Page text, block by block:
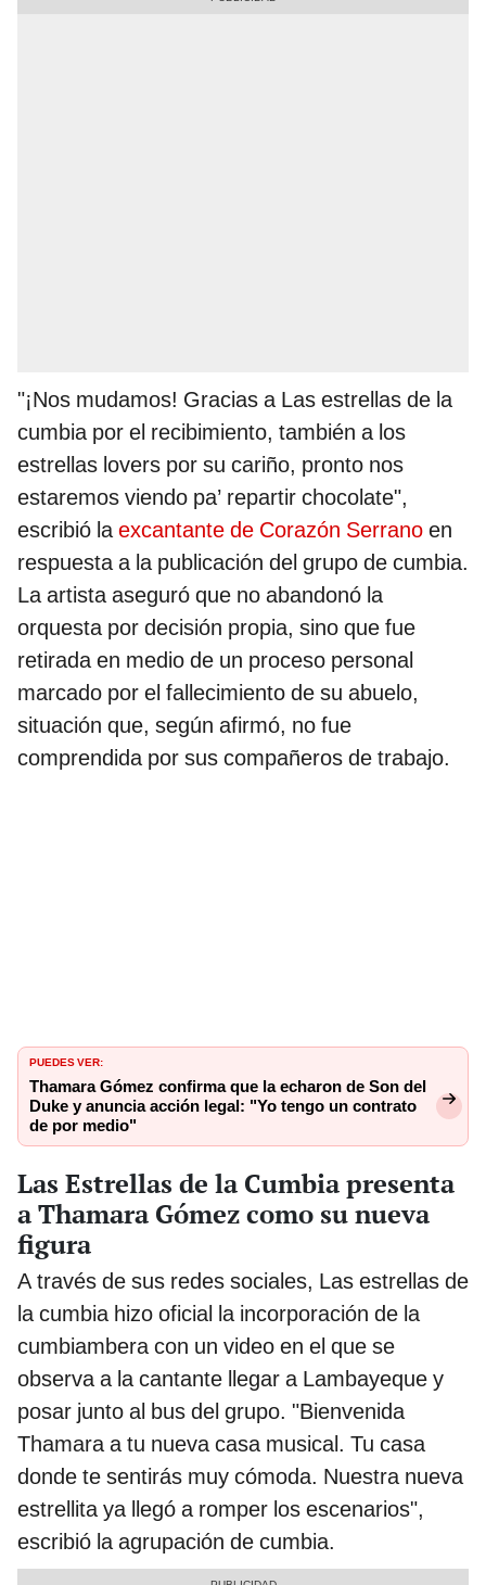
"¡Nos mudamos! Gracias a Las estrellas de la
cumbia por el recibimiento, también a los
estrellas lovers por su cariño, pronto nos
estaremos viendo pa’ repartir chocolate",
escribió laexcantante de Corazón Serrano en
respuesta a la publicación del grupo de cumbia.
La artista aseguró que no abandonó la
orquesta por decisión propia, sino que fue
retirada en medio de un proceso personal
marcado por el fallecimiento de su abuelo,
situación que, según afirmó, no fue
comprendida por sus compañeros de trabajo.
PUEDES VER:
Thamara Gómez confirma que la echaron de Son del
Duke y anuncia acción legal: "Yo tengo un contrato
de por medio"
Las Estrellas de la Cumbia presenta
a Thamara Gómez como su nueva
figura
A través de sus redes sociales, Las estrellas de
la cumbia hizo oficial la incorporación de la
cumbiambera con un video en el que se
observa a la cantante llegar a Lambayeque y
posar junto al bus del grupo. "Bienvenida
Thamara a tu nueva casa musical. Tu casa
donde te sentirás muy cómoda. Nuestra nueva
estrellita ya llegó a romper los escenarios",
escribió la agrupación de cumbia.